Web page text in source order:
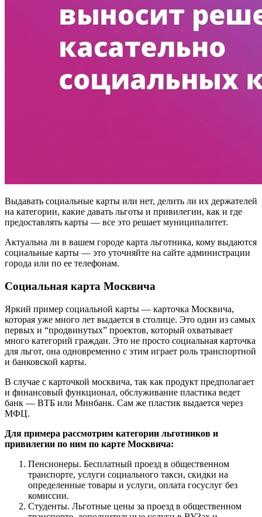
Выдавать социальные карты или нет, делить ли их держателей
на категории, какие давать льготы и привилегии, как и где
предоставлять карты — все это решает муниципалитет.
Актуальна ли в вашем городе карта льготника, кому выдаются
социальные карты — это уточняйте на сайте администрации
города или по ее телефонам.
Социальная карта Москвича
Яркий пример социальной карты — карточка Москвича,
которая уже много лет выдается в столице. Это один из самых
первых и “продвинутых” проектов, который охватывает
много категорий граждан. Это не просто социальная карточка
для льгот, она одновременно с этим играет роль транспортной
и банковской карты.
В случае с карточкой москвича, так как продукт предполагает
и финансовый функционал, обслуживание пластика ведет
банк — ВТБ или Минбанк. Сам же пластик выдается через
МФЦ.
Для примера рассмотрим категории льготников и
привилегии по ним по карте Москвича:
Пенсионеры. Бесплатный проезд в общественном
транспорте, услуги социального такси, скидки на
определенные товары и услуги, оплата госуслуг без
комиссии.
Студенты. Льготные цены за проезд в общественном